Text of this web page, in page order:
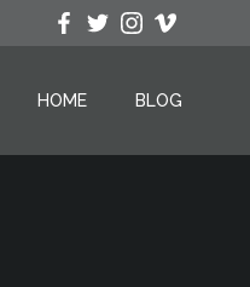
HOME BLOG